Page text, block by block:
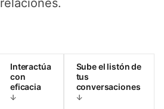
relaciones.
Interactúa
con
eficacia
Sube el listón de
tus
conversaciones